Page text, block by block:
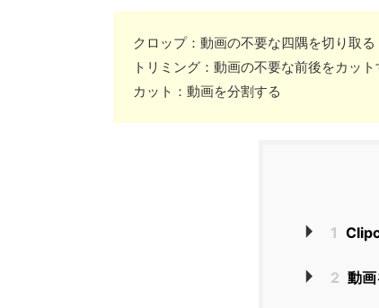
クロップ：動画の不要な四隅を切り取る
トリミング：動画の不要な前後をカット
カット：動画を分割する
1
2 動